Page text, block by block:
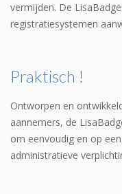
vermijden. De
registratiesystemen
Praktisch !
Ontworpen en
aannemers, de
om eenvoudig en op
administratieve